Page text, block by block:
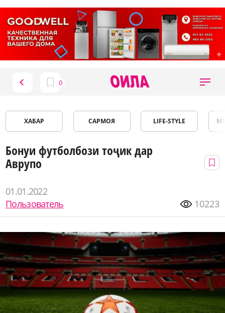
ХАБАР САРМОЯ LIFE-STYLE
Бонуи футболбози тоҷик дар
Аврупо
01.01.2022
Пользователь
10223